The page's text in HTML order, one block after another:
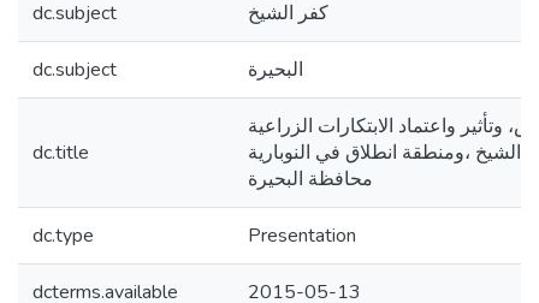
dc.subject كفر الشيخ
dc.subject البحيرة
dc.title
واعتماد الابتكارات الزراعية
،ومنطقة انطلاق في النوبارية
محافظة البحيرة
dc.type Presentation
dcterms.available 2015-05-13